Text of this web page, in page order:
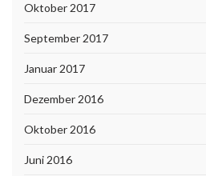
Oktober 2017
September 2017
Januar 2017
Dezember 2016
Oktober 2016
Juni 2016